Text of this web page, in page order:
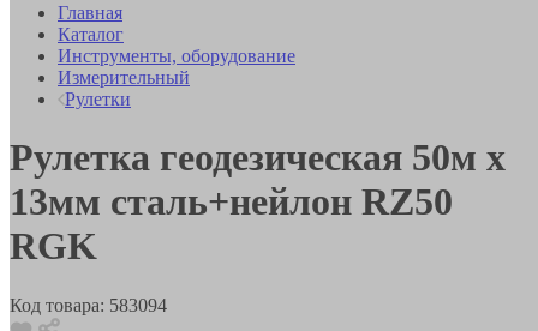
Главная
Каталог
Инструменты, оборудование
Измерительный
Рулетки
Рулетка геодезическая 50м x
13мм сталь+нейлон RZ50
RGK
Код товара: 583094